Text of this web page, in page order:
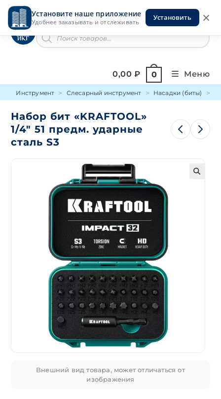
Установите наше приложение
Удобнее заказывать и отслеживать
Установить
Перейти
содержимомуИнструменты на Горской
товаров
0,00₽ 0 Меню
Инструмент Слесарный инструмент Насадки (биты)
Набор бит «KRAFTOOL»
1/4″ 51 предм. ударные
сталь S3
Внешний вид товара, может отличаться от
изображения